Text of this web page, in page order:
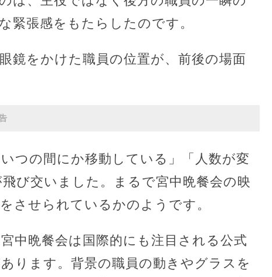
緊張感をもたらしたのです。
鏡をかけた職員の位置が、前後の場面
つの間にか移動している」「人数が変
び交いました。まるで宮中晩餐会の映
させられているかのようです。
中晩餐会は国際的にも注目される公式
ります。背景の職員の動きやグラスを